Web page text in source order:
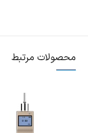
محصولات مرتبط